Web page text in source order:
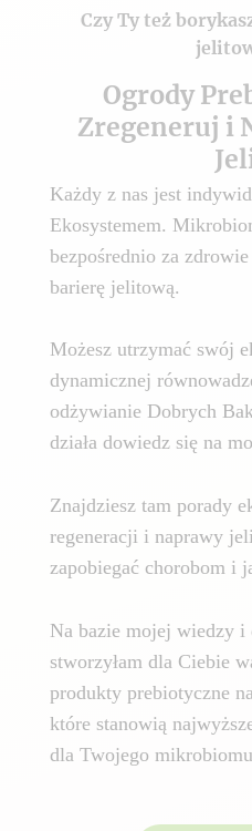
Czy Ty też
Ogrody
Zregeneruj i
Każdy z nas jest
Ekosystemem.
bezpośrednio za
barierę jelitową.
Możesz utrzymać swój
dynamicznej
odżywianie Dobrych
działa dowiedz się na
Znajdziesz tam porady
regeneracji i naprawy
zapobiegać chorobom i
Na bazie mojej wiedzy i
stworzyłam dla Ciebie
produkty prebiotyczne
które stanowią
dla Twojego